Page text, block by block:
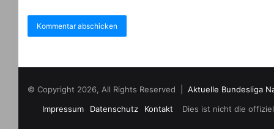
© Copyright 2026, All Rights Reserved | Aktuelle Bundesliga
Dies ist nicht die
Impressum Datenschutz Kontakt